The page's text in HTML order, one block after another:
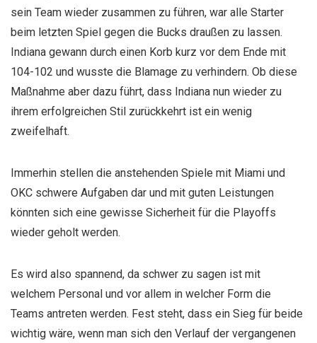
sein Team wieder zusammen zu führen, war alle Starter
beim letzten Spiel gegen die Bucks draußen zu lassen.
Indiana gewann durch einen Korb kurz vor dem Ende mit
104-102 und wusste die Blamage zu verhindern. Ob diese
Maßnahme aber dazu führt, dass Indiana nun wieder zu
ihrem erfolgreichen Stil zurückkehrt ist ein wenig
zweifelhaft.
Immerhin stellen die anstehenden Spiele mit Miami und
OKC schwere Aufgaben dar und mit guten Leistungen
könnten sich eine gewisse Sicherheit für die Playoffs
wieder geholt werden.
Es wird also spannend, da schwer zu sagen ist mit
welchem Personal und vor allem in welcher Form die
Teams antreten werden. Fest steht, dass ein Sieg für beide
wichtig wäre, wenn man sich den Verlauf der vergangenen